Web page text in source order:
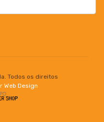
Todos os direitos
Web Design